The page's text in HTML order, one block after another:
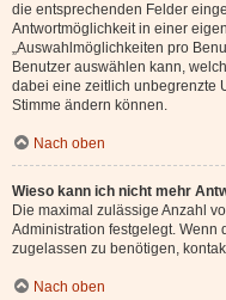
die entsprechenden Felder
Antwortmöglichkeit in einer
„Auswahlmöglichkeiten pro
Benutzer auswählen kann,
dabei eine zeitlich unbegrenzte
Stimme ändern können.
Nach oben
Wieso kann ich nicht mehr
Die maximal zulässige Anzahl
Administration festgelegt. Wenn
zugelassen zu benötigen,
Nach oben